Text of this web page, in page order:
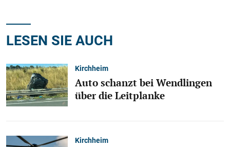
LESEN SIE AUCH
Kirchheim
Auto schanzt bei Wendlingen
über die Leitplanke
Kirchheim